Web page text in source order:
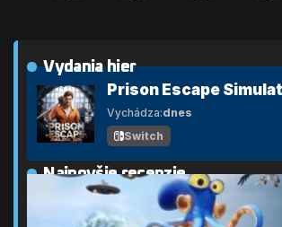
Vydania hier
Prison Escape
Vychádza:dnes
Switch
Najnovšie recenzie